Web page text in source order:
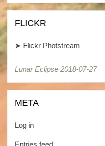
Kategorien
FLICKR
➤ Flickr Photstream
Lunar Eclipse 2018-07-27
Lunar Eclipse 2018-07-27
META
Log in
Entries feed